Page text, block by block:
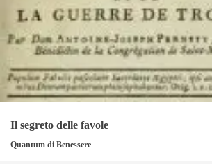
Il segreto delle favole
Quantum di Benessere